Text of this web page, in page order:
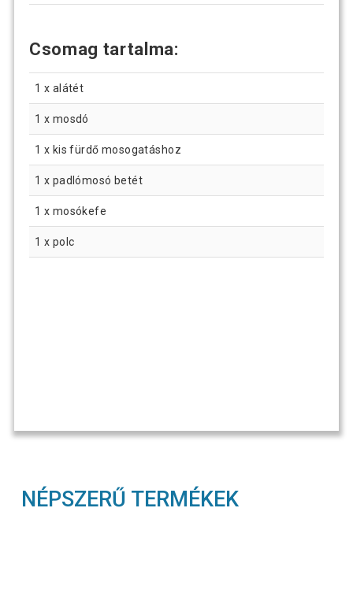
Csomag tartalma:
1 x alátét
1 x mosdó
1 x kis fürdő mosogatáshoz
1 x padlómosó betét
1 x mosókefe
1 x polc
NÉPSZERŰ TERMÉKEK